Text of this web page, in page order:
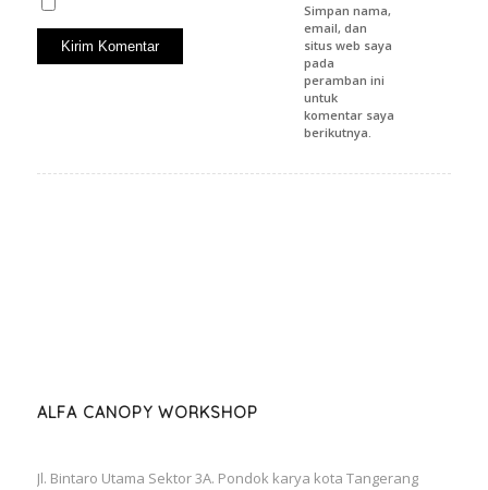
Simpan nama,
email, dan
situs web saya
pada
peramban ini
untuk
komentar saya
berikutnya.
ALFA CANOPY WORKSHOP
Jl. Bintaro Utama Sektor 3A. Pondok karya kota Tangerang